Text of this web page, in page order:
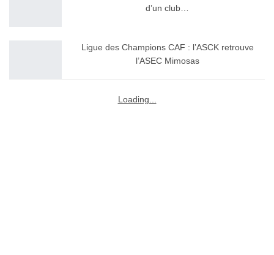
d’un club…
Ligue des Champions CAF : l’ASCK retrouve
l’ASEC Mimosas
Loading...